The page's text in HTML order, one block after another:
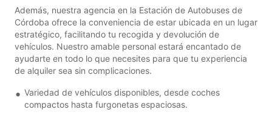
Además, nuestra agencia en la Estación de Autobuses de
Córdoba ofrece la conveniencia de estar ubicada en un lugar
estratégico, facilitando tu recogida y devolución de
vehículos. Nuestro amable personal estará encantado de
ayudarte en todo lo que necesites para que tu experiencia
de alquiler sea sin complicaciones.
Variedad de vehículos disponibles, desde coches
compactos hasta furgonetas espaciosas.